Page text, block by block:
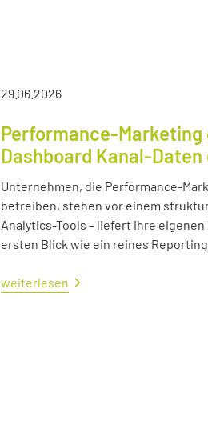
29.06.2026
Performance-Marketing
Dashboard Kanal-
Unternehmen, die Performance-
betreiben, stehen vor einem
Analytics-Tools – liefert ihre
ersten Blick wie ein reines
weiterlesen